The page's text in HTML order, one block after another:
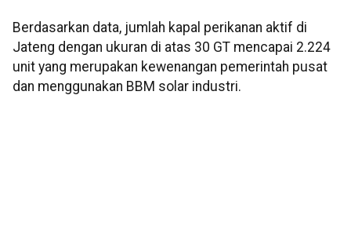
Berdasarkan data, jumlah kapal perikanan aktif di
Jateng dengan ukuran di atas 30 GT mencapai 2.224
unit yang merupakan kewenangan pemerintah pusat
dan menggunakan BBM solar industri.